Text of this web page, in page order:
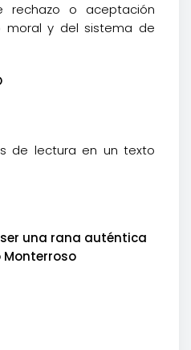
o aceptación
moral y del sistema de
de lectura en un texto
una rana auténtica